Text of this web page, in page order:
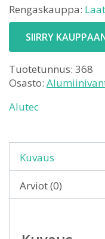
Rengaskauppa:
SIIRRY
Tuotetunnus: 368
Osasto:
Alutec
Kuvaus
Arviot (0)